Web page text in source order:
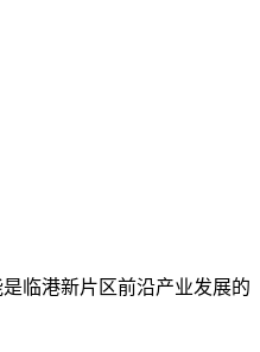
临港新片区前沿产业发展的